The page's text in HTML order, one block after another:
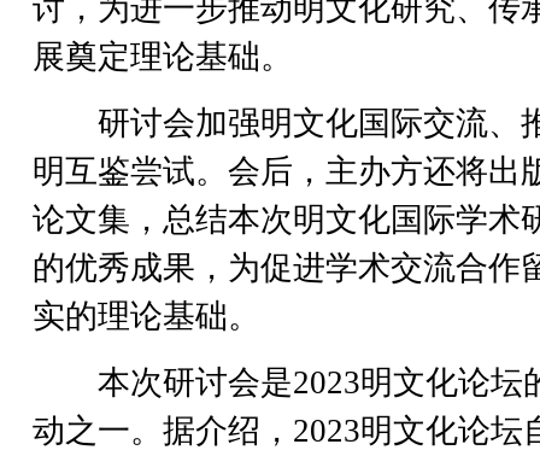
讨，为进一步推动明文化研究、传
展奠定理论基础。
研讨会加强明文化国际交流、
明互鉴尝试。会后，主办方还将出
论文集，总结本次明文化国际学术
的优秀成果，为促进学术交流合作
实的理论基础。
本次研讨会是2023明文化论坛
动之一。据介绍，2023明文化论坛